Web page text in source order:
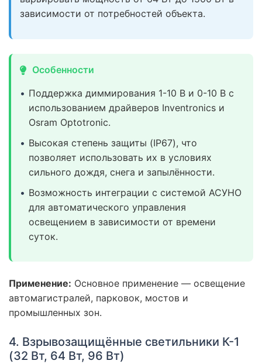
зависимости от потребностей объекта.
Особенности
Поддержка диммирования 1-10 В и 0-10 В с
использованием драйверов Inventronics и
Osram Optotronic.
Высокая степень защиты (IP67), что
позволяет использовать их в условиях
сильного дождя, снега и запылённости.
Возможность интеграции с системой АСУНО
для автоматического управления
освещением в зависимости от времени
суток.
Применение: Основное применение — освещение
автомагистралей, парковок, мостов и
промышленных зон.
4. Взрывозащищённые светильники К-1
(32 Вт, 64 Вт, 96 Вт)